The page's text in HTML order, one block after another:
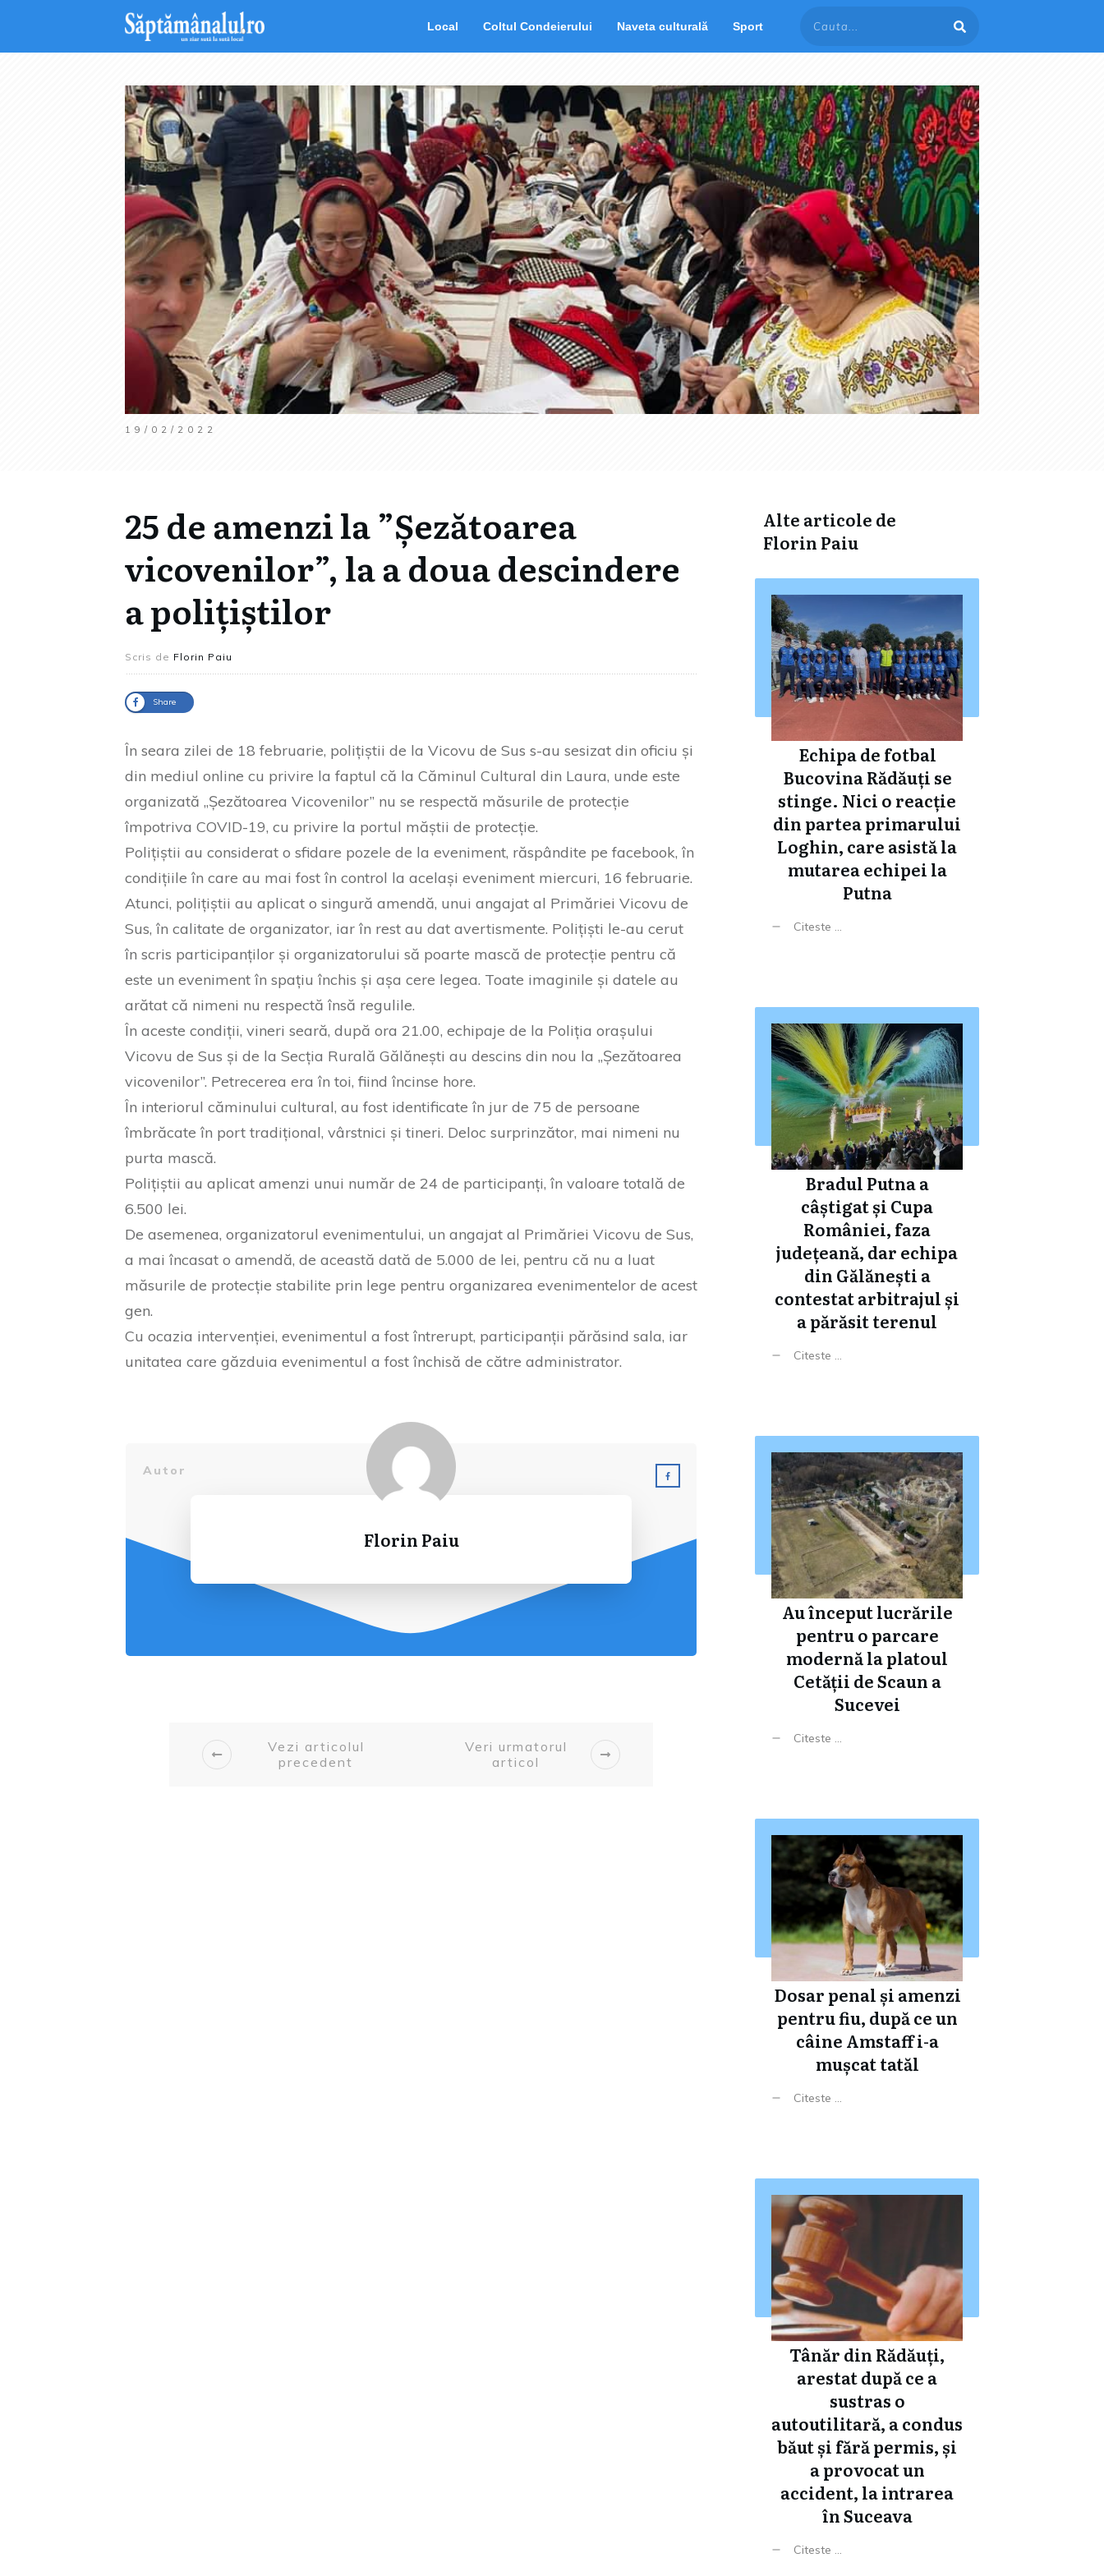
Local Coltul Condeierului Naveta culturală Sport
19/02/2022
25 de amenzi la ”Șezătoarea
vicovenilor”, la a doua descindere
a polițiștilor
Scris de Florin Paiu
Share
În seara zilei de 18 februarie, polițiștii de la Vicovu de Sus s-au sesizat din oficiu și
din mediul online cu privire la faptul că la Căminul Cultural din Laura, unde este
organizată „Șezătoarea Vicovenilor” nu se respectă măsurile de protecție
împotriva COVID-19, cu privire la portul măștii de protecție.
Polițiștii au considerat o sfidare pozele de la eveniment, răspândite pe facebook, în
condițiile în care au mai fost în control la același eveniment miercuri, 16 februarie.
Atunci, polițiștii au aplicat o singură amendă, unui angajat al Primăriei Vicovu de
Sus, în calitate de organizator, iar în rest au dat avertismente. Polițiști le-au cerut
în scris participanților și organizatorului să poarte mască de protecție pentru că
este un eveniment în spațiu închis și așa cere legea. Toate imaginile și datele au
arătat că nimeni nu respectă însă regulile.
În aceste condiții, vineri seară, după ora 21.00, echipaje de la Poliția orașului
Vicovu de Sus și de la Secția Rurală Gălănești au descins din nou la „Șezătoarea
vicovenilor”. Petrecerea era în toi, fiind încinse hore.
În interiorul căminului cultural, au fost identificate în jur de 75 de persoane
îmbrăcate în port tradițional, vârstnici și tineri. Deloc surprinzător, mai nimeni nu
purta mască.
Polițiștii au aplicat amenzi unui număr de 24 de participanți, în valoare totală de
6.500 lei.
De asemenea, organizatorul evenimentului, un angajat al Primăriei Vicovu de Sus,
a mai încasat o amendă, de această dată de 5.000 de lei, pentru că nu a luat
măsurile de protecție stabilite prin lege pentru organizarea evenimentelor de acest
gen.
Cu ocazia intervenției, evenimentul a fost întrerupt, participanții părăsind sala, iar
unitatea care găzduia evenimentul a fost închisă de către administrator.
Autor
Florin Paiu
Vezi articolul
precedent
Veri urmatorul
articol
Alte articole de
Florin Paiu
Echipa de fotbal
Bucovina Rădăuți se
stinge. Nici o reacție
din partea primarului
Loghin, care asistă la
mutarea echipei la
Putna
Citeste ...
Bradul Putna a
câștigat și Cupa
României, faza
județeană, dar echipa
din Gălănești a
contestat arbitrajul și
a părăsit terenul
Citeste ...
Au început lucrările
pentru o parcare
modernă la platoul
Cetății de Scaun a
Sucevei
Citeste ...
Dosar penal și amenzi
pentru fiu, după ce un
câine Amstaff i-a
mușcat tatăl
Citeste ...
Tânăr din Rădăuți,
arestat după ce a
sustras o
autoutilitară, a condus
băut și fără permis, și
a provocat un
accident, la intrarea
în Suceava
Citeste ...